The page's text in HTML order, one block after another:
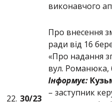
виконавчого
22. 30/23
Про внесення
ради від 16
«Про надання
вул. Романюка,
Інформує:
– заступник